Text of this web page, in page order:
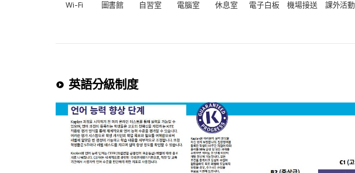
Wi-Fi 圖書館 自習室 電腦室 休息室 電子白板 機場接送 課外活動
英語分級制度